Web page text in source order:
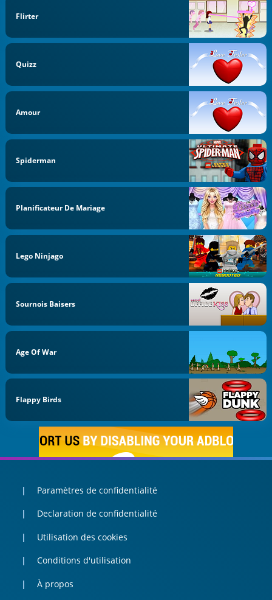
Flirter
Quizz
Amour
Spiderman
Planificateur De Mariage
Lego Ninjago
Sournois Baisers
Age Of War
Flappy Birds
Paramètres de confidentialité
Declaration de confidentialité
Utilisation des cookies
Conditions d'utilisation
À propos